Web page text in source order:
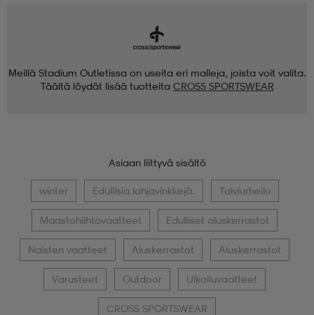
Meillä Stadium Outletissa on useita eri malleja, joista voit valita.
Täältä löydät lisää tuotteita CROSS SPORTSWEAR
Asiaan liittyvä sisältö
winter Edullisia lahjavinkkejä. Talviurheilu
Maastohiihtovaatteet Edulliset aluskerrastot
Naisten vaatteet Aluskerrastot Aluskerrastot
Varusteet Outdoor Ulkoiluvaatteet
CROSS SPORTSWEAR